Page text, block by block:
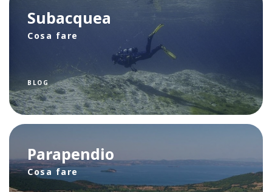
Subacquea
Cosa fare
BLOG
Parapendio
Cosa fare